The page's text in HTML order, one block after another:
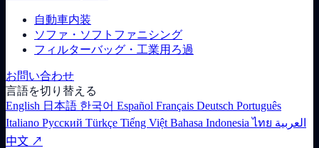
自動車内装
ソファ・ソフトファニシング
フィルターバッグ・工業用ろ過
お問い合わせ
言語を切り替える
English 日本語 한국어 Español Français Deutsch Português
Italiano Русский Türkçe Tiếng Việt Bahasa Indonesiaไทย العربية
中文 ↗